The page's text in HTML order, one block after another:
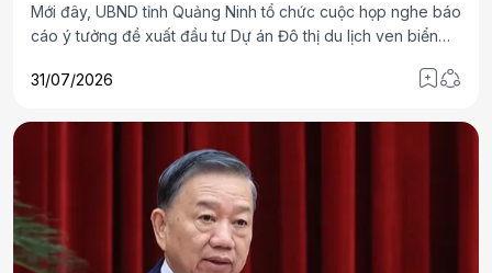
Mới đây, UBND tỉnh Quảng Ninh tổ chức cuộc họp nghe báo
cáo ý tưởng đề xuất đầu tư Dự án Đô thị du lịch ven biển
Vân Đồn. Dự án do Liên danh gồm Công ty CP Tập đoàn
đầu tư, với quy mô khoảng 5.000ha, tổng vốn đầu tư dự
kiến khoảng 18 tỷ USD.
31/07/2026